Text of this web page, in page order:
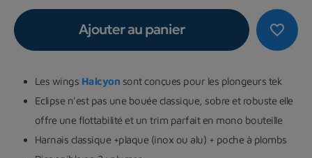
favorite_border
Ajouter au panier
Les wings Halcyon sont conçues pour les plongeurs tek
Eclipse n'est pas une bouée classique, sobre et robuste elle
offre une flottabilité et un trim parfait en mono bouteille
Harnais classique +plaque (inox ou alu) + poche à plombs